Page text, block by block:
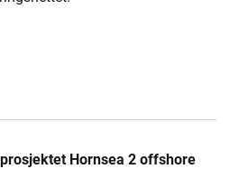
Hornsea 2 offshore